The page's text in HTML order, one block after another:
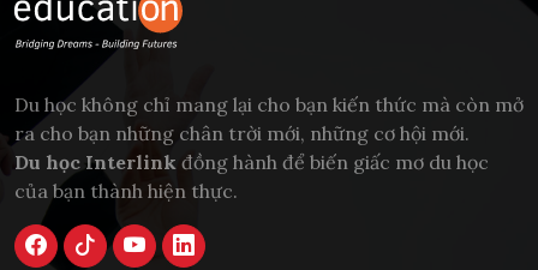
Du học không chỉ mang lại cho bạn kiến thức mà còn mở
ra cho bạn những chân trời mới, những cơ hội mới.
Du học Interlink đồng hành để biến giấc mơ du học
của bạn thành hiện thực.